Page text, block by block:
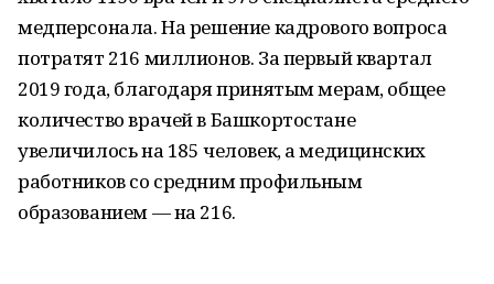
медперсонала. На решение кадрового вопроса
потратят 216 миллионов. За первый квартал
2019 года, благодаря принятым мерам, общее
количество врачей в Башкортостане
увеличилось на 185 человек, а медицинских
работников со средним профильным
образованием — на 216.